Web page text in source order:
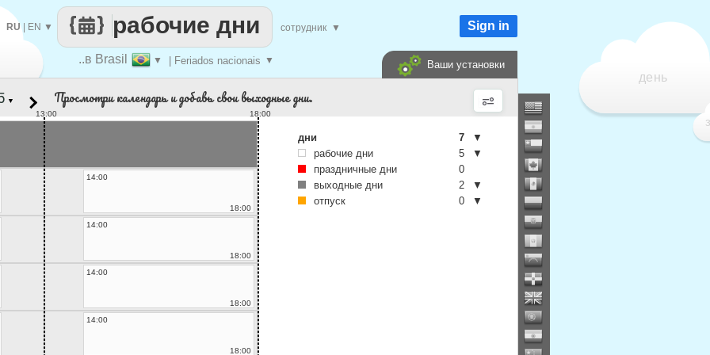
день
..в Brasil ▼ | Feriados nacionais ▼
рабочие дни
RU| EN ▼ сотрудник ▼ Sign in
Ваши установки
▼ Просмотри календарь и добавь свои выходные дни.
13:00 18:00
14:00
18:00
14:00
18:00
14:00
18:00
14:00
18:00
дни 7
▼
рабочие дни
5
▼
праздничные дни
0
выходные дни
2
▼
отпуск
0 ▼